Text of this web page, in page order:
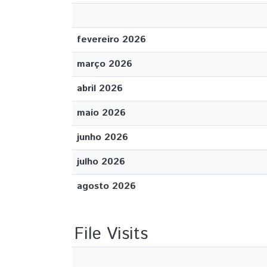
fevereiro 2026
março 2026
abril 2026
maio 2026
junho 2026
julho 2026
agosto 2026
File Visits